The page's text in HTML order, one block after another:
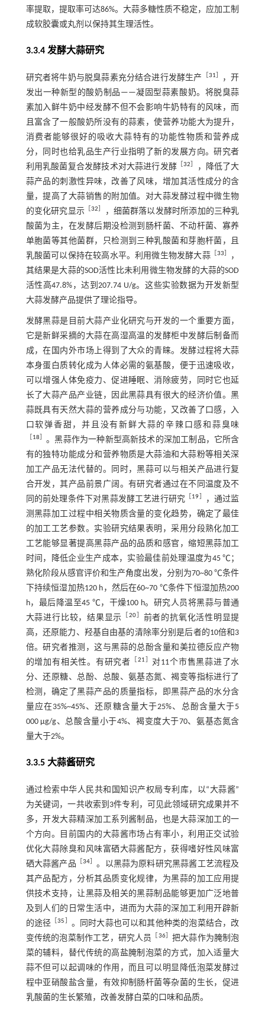
率提取，提取率可达86%。大蒜多糖性质不稳定，应加工制
成软胶囊或丸剂以保持其生理活性。
3.3.4 发酵大蒜研究
研究者将牛奶与脱臭蒜素充分结合进行发酵生产 31
，开
发出一种新型的酸奶制品——凝固型蒜素酸奶。将脱臭蒜
素加入鲜牛奶中经发酵不但不会影响牛奶特有的风味，而
且富含了一般酸奶所没有的蒜素，使营养功能大为提升，
消费者能够很好的吸收大蒜特有的功能性物质和营养成
分，同时也给乳品生产行业指明了新的发展方向。研究者
利用乳酸菌复合发酵技术对大蒜进行发酵 ［32
，降低了大
蒜产品的刺激性异味，改善了风味，增加其活性成分的含
量，提高了大蒜销售的附加值。对大蒜发酵过程中微生物
的变化研究显示［32
，细菌群落以发酵时所添加的三种乳
酸菌为主，在发酵后期没检测到肠杆菌、不动杆菌、寡养
单胞菌等其他菌群，只检测到三种乳酸菌和芽胞杆菌，且
乳酸菌可以保持在较高水平。利用微生物发酵大蒜［33
，
其结果是大蒜的SOD活性比未利用微生物发酵的大蒜的SOD
活性高47.8%，达到207.74 U/g。这些实验数据为开发新型
大蒜发酵产品提供了理论指导。
发酵黑蒜是目前大蒜产业化研究与开发的一个重要方面，
它是新鲜采摘的大蒜在高湿高温的发酵柜中发酵后制备而
成，在国内外市场上得到了大众的青睐。发酵过程将大蒜
本身蛋白质转化成为人体必需的氨基酸，便于迅速吸收，
可以增强人体免疫力、促进睡眠、消除疲劳，同时它也延
长了大蒜产品产业链，因此黑蒜具有很大的经济价值。黑
蒜既具有天然大蒜的营养成分与功能，又改善了口感，入
口软弹香甜，并且没有新鲜大蒜的辛辣口感和蒜臭味
18
。黑蒜作为一种新型高新技术的深加工制品，它所含
有的独特功能成分和营养物质是大蒜油和大蒜粉等相关深
加工产品无法代替的。同时，黑蒜可以与相关产品进行复
合开发，其产品前景广阔。有研究者通过在不同温度及不
同的前处理条件下对黑蒜发酵工艺进行研究
19
，通过监
测黑蒜加工过程中相关物质含量的变化趋势，确定了最佳
的加工工艺参数。实验研究结果表明，采用分段熟化加工
工艺能够显著提高黑蒜产品的品质和感官，缩短黑蒜加工
时间，降低企业生产成本，实验最佳前处理温度为45 ℃；
熟化阶段从感官评价和生产角度出发，分别为70~80 ℃条件
下持续恒湿加热120 h，然后在60~70 ℃条件下恒湿加热200
h，最后降温至45 ℃，干燥100 h。研究人员将黑蒜与普通
大蒜进行比较，结果显示
［20
前者的抗氧化活性明显提
高，还原能力、羟基自由基的清除率分别是后者的10倍和3
倍。研究者推测，这与黑蒜的总酚含量和美拉德反应产物
的增加有相关性。有研究者
21
对11个市售黑蒜进了水
分、还原糖、总酚、总酸、氨基态氮、褐变等指标进行了
检测，确定了黑蒜产品的质量指标，即黑蒜产品的水分含
量应在35%~45%、还原糖含量大于25%、总酚含量大于5
000 μg/g、总酸含量小于4%、褐变度大于70、氨基态氮含
量大于2%。
3.3.5 大蒜酱研究
通过检索中华人民共和国知识产权局专利库，以“大蒜酱”
为关键词，一共收索到3件专利，可见此领域研究成果并不
多，开发大蒜精深加工系列酱制品，也是大蒜深加工的一
个方向。目前国内的大蒜酱市场占有率小，利用正交试验
优化大蒜除臭和风味富硒大蒜酱配方，获得嗜好性风味富
硒大蒜酱产品
34］ 。以黑蒜为原料研究黑蒜酱工艺流程及
其产品配方，分析其品质变化规律，为黑蒜的加工应用提
供技术支持，让黑蒜及相关的黑蒜制品能够更加广泛地普
及到人们的日常生活中，进而为大蒜的深加工利用开辟新
的途径 ［35
。同时大蒜也可以和其他种类的泡菜结合，改
变传统的泡菜制作工艺，研究人员
36］把大蒜作为腌制泡
菜的辅料，替代传统的高盐腌制泡菜的方式，加入适量大
蒜不但可以起调味的作用，而且可以明显降低泡菜发酵过
程中亚硝酸盐含量，有效抑制肠杆菌等杂菌的生长，促进
乳酸菌的生长繁殖，改善发酵白菜的口味和品质。